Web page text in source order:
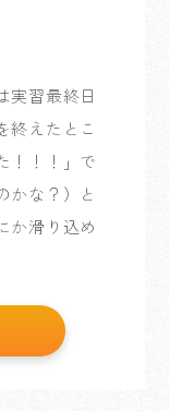
実習最終日
終えたとこ
！！！」で
かな？）と
か滑り込め